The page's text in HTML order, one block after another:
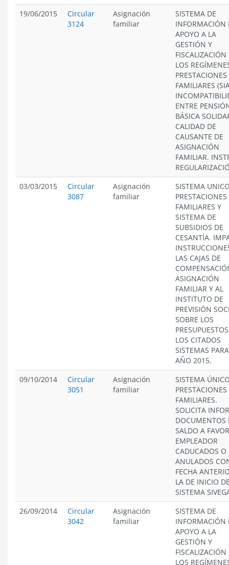
19/06/2015
Circular
3124
Asignación
familiar
SISTEMA DE
INFORMACIÓN
APOYO A LA
GESTIÓN Y
FISCALIZACIÓN
LOS
PRESTACIONES
FAMILIARES
ENTRE
BÁSICA
CALIDAD DE
CAUSANTE DE
ASIGNACIÓN
FAMILIAR.
03/03/2015
Circular
3087
Asignación
familiar
SISTEMA
PRESTACIONES
FAMILIARES Y
SISTEMA DE
SUBSIDIOS DE
CESANTÍA.
LAS CAJAS DE
ASIGNACIÓN
FAMILIAR Y AL
INSTITUTO DE
PREVISIÓN
SOBRE LOS
LOS CITADOS
SISTEMAS
AÑO 2015.
09/10/2014
Circular
3051
Asignación
familiar
SISTEMA
PRESTACIONES
FAMILIARES.
SOLICITA
DOCUMENTOS
SALDO A
EMPLEADOR
CADUCADOS O
ANULADOS
FECHA
LA DE INICIO
SISTEMA
26/09/2014
Circular
3042
Asignación
familiar
SISTEMA DE
INFORMACIÓN
APOYO A LA
GESTIÓN Y
FISCALIZACIÓN
LOS